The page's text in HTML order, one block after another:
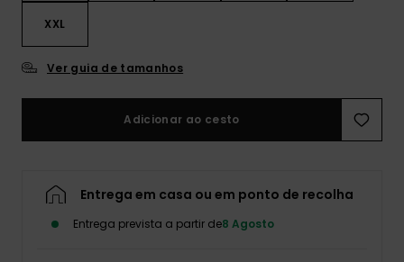
XXL
Ver guia de tamanhos
Adicionar ao cesto
Entrega em casa ou em ponto de recolha
Entrega prevista a partir de8 Agosto